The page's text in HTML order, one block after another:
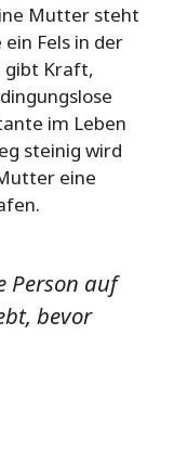
Mutter steht
Fels in der
gibt Kraft,
im Leben
steinig wird
eine
Person auf
bevor